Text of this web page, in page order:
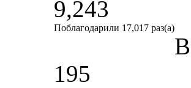
9,243
Поблагодарили 17,017 раз(а)
195